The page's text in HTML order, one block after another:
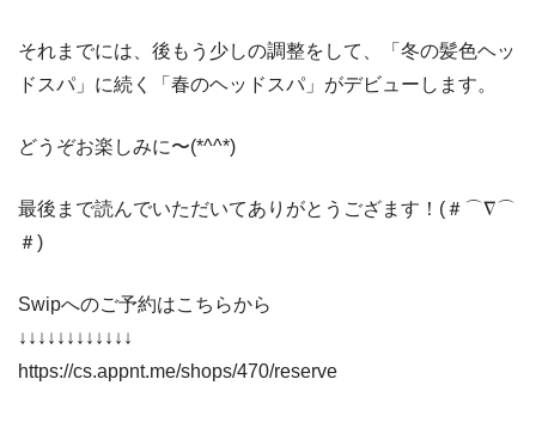
それまでには、後もう少しの調整をして、「冬の髪色ヘッ
ドスパ」に続く「春のヘッドスパ」がデビューします。
どうぞお楽しみに〜(*^^*)
最後まで読んでいただいてありがとうござます！(＃⌒∇⌒
＃)ゞ
Swipへのご予約はこちらから
↓↓↓↓↓↓↓↓↓↓↓↓
https://cs.appnt.me/shops/470/reserve